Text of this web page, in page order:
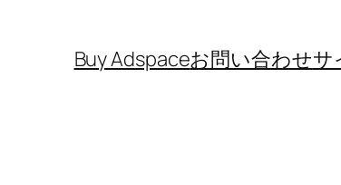
Buy Adspaceお問い合わせサ